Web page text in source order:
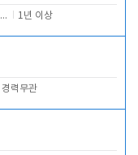
베팅.,청소<<캐셔 모셔봅니다. 1년 이상
경력무관